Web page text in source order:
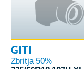
GITI
Zbritja 50%